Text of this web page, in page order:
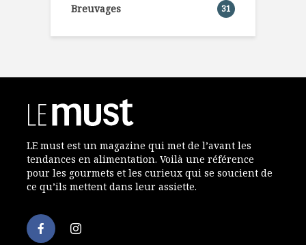
Breuvages 31
LE must est un magazine qui met de l’avant les
tendances en alimentation. Voilà une référence
pour les gourmets et les curieux qui se soucient de
ce qu’ils mettent dans leur assiette.